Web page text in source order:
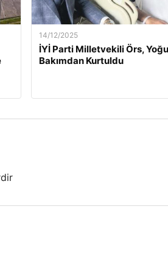
14/12/2025
İYİ Parti Milletvekili Örs,
Bakımdan Kurtuldu